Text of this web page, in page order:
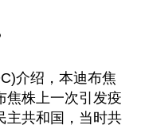
介绍，本迪布焦
焦株上一次引发疫
主共和国，当时共